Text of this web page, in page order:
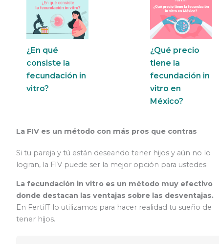
¿En qué
consiste la
fecundación in
vitro?
¿Qué precio
tiene la
fecundación in
vitro en
México?
La FIV es un método con más pros que contras
Si tu pareja y tú están deseando tener hijos y aún no lo
logran, la FIV puede ser la mejor opción para ustedes.
La fecundación in vitro es un método muy efectivo
donde destacan las ventajas sobre las desventajas.
En FertilT lo utilizamos para hacer realidad tu sueño de
tener hijos.